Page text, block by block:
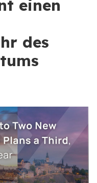
einen
des